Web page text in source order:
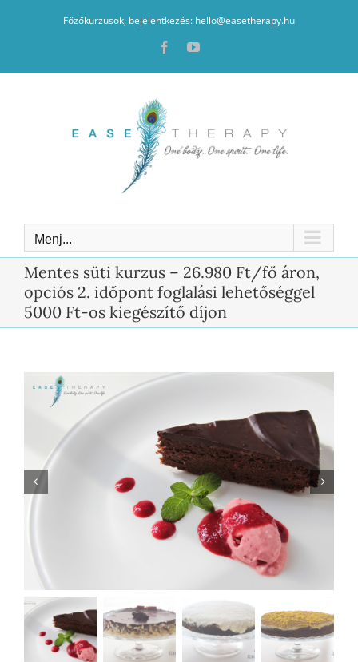
Főzőkurzusok, bejelentkezés: hello@easetherapy.hu
FacebookYouTube
Menj...
Mentes süti kurzus – 26.980 Ft/fő áron,
opciós 2. időpont foglalási lehetőséggel
5000 Ft-os kiegészítő díjon